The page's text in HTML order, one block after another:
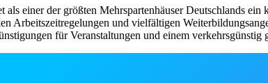
als einer der größten Mehrspartenhäuser Deutschlands
Arbeitszeitregelungen und vielfältigen
für Veranstaltungen und einem